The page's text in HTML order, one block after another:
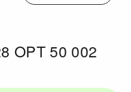
OPT 50 002